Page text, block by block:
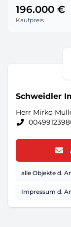
Kaufpreis
196.000 €
Schweidler
Herr Mirko
alle Objekte d.
Impressum d.